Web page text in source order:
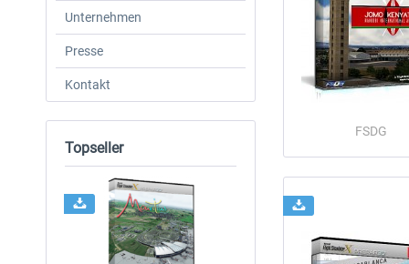
Unternehmen
Presse
Kontakt
Topseller
FSDG